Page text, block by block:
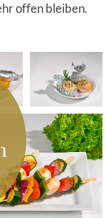
offen bleiben.